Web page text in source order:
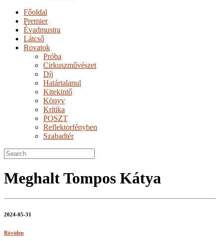
Főoldal
Premier
Évadmustra
Látcső
Rovatok
Próba
Cirkuszművészet
Díj
Határtalanul
Kitekintő
Könyv
Kritika
POSZT
Reflektorfényben
Szabadtér
Meghalt Tompos Kátya
2024-05-31
Röviden